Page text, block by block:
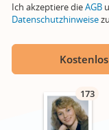
Ich akzeptiere dieAGB
Datenschutzhinweise
173